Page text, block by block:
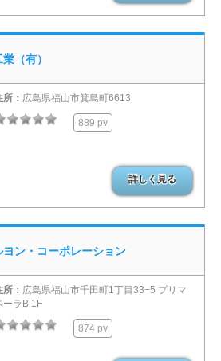
（有）
所： 広島県福山市箕島町6613
889 pv
詳しく見る
ヨン・コーポレーション
所： 広島県福山市千田町1丁目33−5 プリマ
ーラB 1F
874 pv